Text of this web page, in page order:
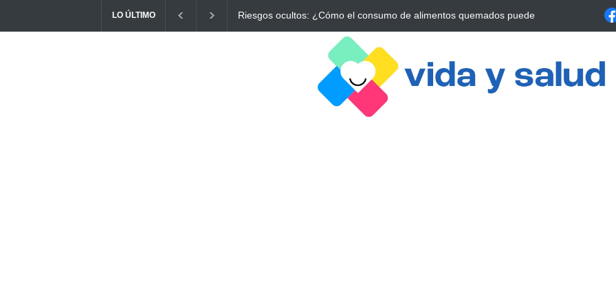
LO ÚLTIMO
¿Cómo el consumo de alimentos quemados puede Ayuno Digital: La Estrategia Esencial para Mejorar tu Bienestar La conexión vital